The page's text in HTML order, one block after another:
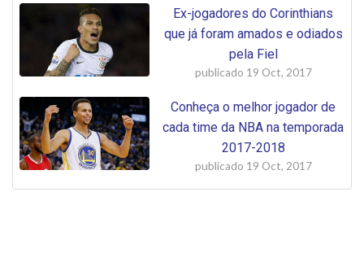
Ex-jogadores do Corinthians
que já foram amados e odiados
pela Fiel
publicado 19 Oct, 2017
Conheça o melhor jogador de
cada time da NBA na temporada
2017-2018
publicado 19 Oct, 2017